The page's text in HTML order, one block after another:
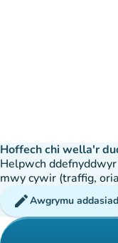
Hoffech chi wella'r
Helpwch
mwy cywir (traffig,
editAwgrymu addasiad